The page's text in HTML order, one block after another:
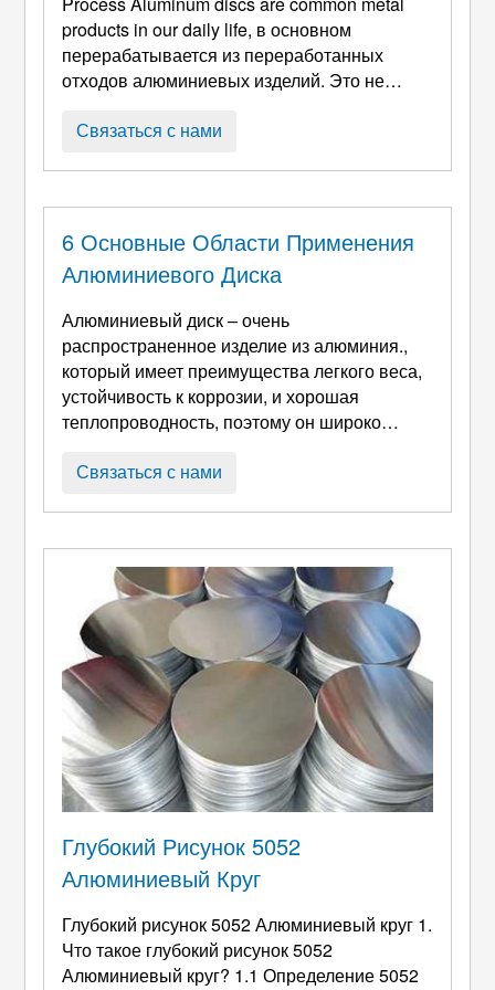
products in our daily life, в основном
перерабатывается из переработанных
отходов алюминиевых изделий. Это не
позволяет полностью использовать ресурсы
алюминиевых дисков до высокой
температуры, чтобы расплавить их в
расплавленный алюминий., который затем
используется для создания новых ...
Связаться с нами
6 Основные Области Применения
Алюминиевого Диска
Алюминиевый диск – очень
распространенное изделие из алюминия.,
который имеет преимущества легкого веса,
устойчивость к коррозии, и хорошая
теплопроводность, поэтому он широко
промышленности. Машиностроение:
деталей., такие как подшипники, хабы,
колеса, шестерни, корпуса трансмиссии, и т.
Связаться с нами
Глубокий Рисунок 5052
Алюминиевый Круг
Глубокий рисунок 5052 Алюминиевый круг 1.
Что такое глубокий рисунок 5052
Алюминиевый круг? 1.1 Определение 5052